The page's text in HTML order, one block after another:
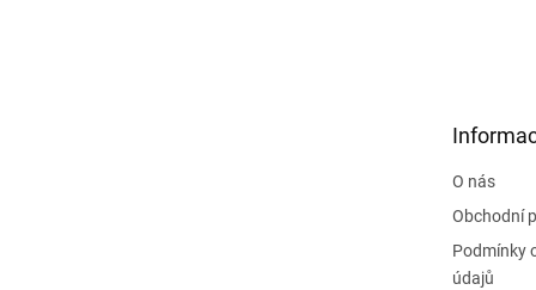
O nás
Obchodní
Podmínky
údajů